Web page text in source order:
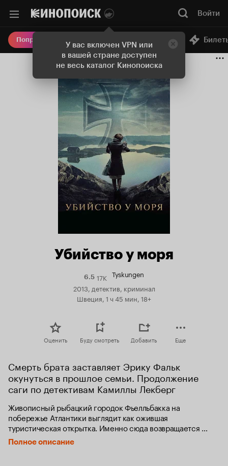
У вас включен VPN или
в вашей стране доступен
не весь каталог Кинопоиска
Войти
Попробовать Плюс Онлайн-кинотеатр
Убийство у моря
6.5Рейтинг
6.5
17K Tyskungen
2013, детектив, криминал
Швеция, 1 ч 45 мин, 18+
Оценить Буду смотреть Добавить Еще
Смерть брата заставляет Эрику Фальк
окунуться в прошлое семьи. Продолжение
саги по детективам Камиллы Лекберг
Живописный рыбацкий городок Фьелльбакка на
побережье Атлантики выглядит как ожившая
туристическая открытка. Именно сюда возвращается
автор детективов Эрика, мечтая предаться счастливой
семейной жизни и творчеству. Но тихая провинциальная
Полное описание